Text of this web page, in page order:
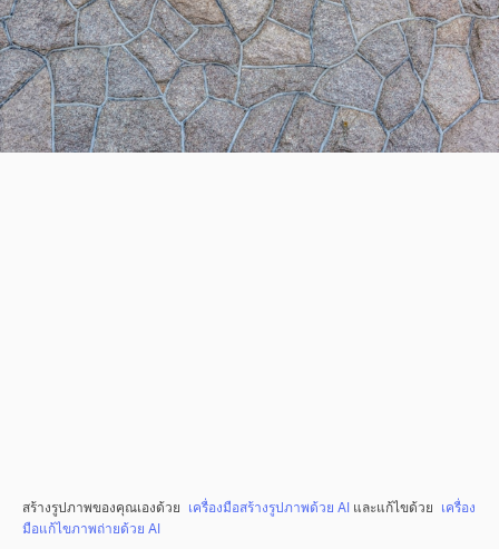
สร้างรูปภาพของคุณเองด้วย เครื่องมือสร้างรูปภาพด้วย AI และแก้ไขด้วย เครื่อง
มือแก้ไขภาพถ่ายด้วย AI